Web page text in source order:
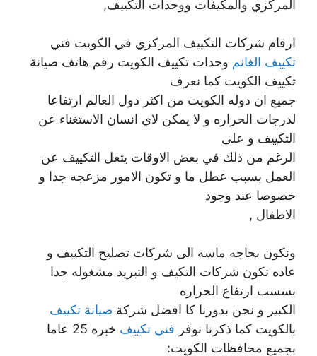
المركزي والمكيفات ووحدات التكييف,
ارقام شركات التكييف المركزي في الكويت فني
تكييف الغانم وحدات تكييف الكويت رقم هاتف صيانة
تكييف الكويت كما نعرف
جميع ان دوله الكويت من اكثر دول العالم ارتفاعا
لدرجات الحراره و لا يمكن لاي انسان الاستغناء عن
التكييف و على
الرغم من ذلك في بعض الاوقات يتعل التكييف عن
العمل بسبب عطل ما و تكون الامور مزعجه جدا و
خصوصا عند وجود
الاطفال ,
ونكون بحاجه ماسه الى شركات تصليح التكييف و
عاده تكون شركات التكيف و التبريد مشغوله جدا
بسسب ارتفاع الحراره
الكبير و نحن بدورنا كا افضل شركة صيانة تكييف
بالكويت كما ذكرنا نوفر فني تكييف
خبره 25 عاما
بجميع محافظات الكويت: